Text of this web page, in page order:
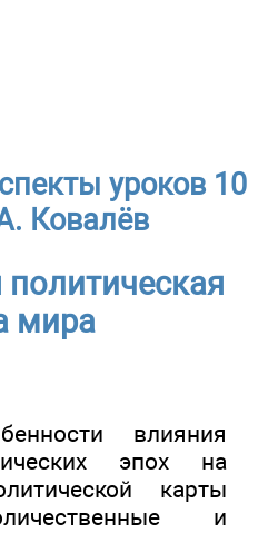
уроков 10
Ковалёв
мира
влияния
эпох на
карты
и